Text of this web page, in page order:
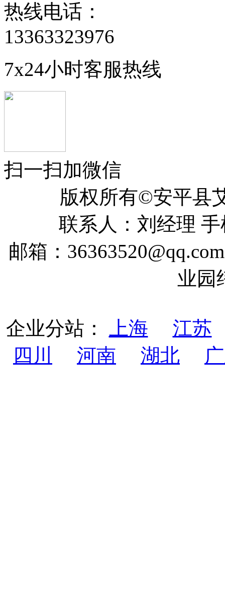
热线电话：
13363323976
7x24小时客服热线
扫一扫加微信
版权所有©安平
联系人：刘经理 手
邮箱：
业园
企业分站： 上海
江苏
四川
河南 湖北